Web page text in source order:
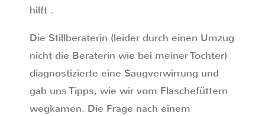
hilft .
Die Stillberaterin (leider durch einen Umzug
nicht die Beraterin wie bei meiner Tochter)
diagnostizierte eine Saugverwirrung und
gab uns Tipps, wie wir vom Flaschefüttern
wegkamen. Die Frage nach einem